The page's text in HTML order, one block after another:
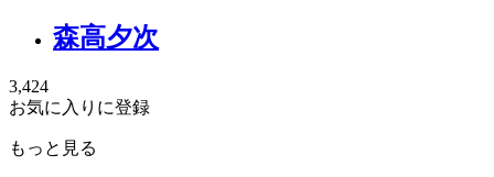
森高夕次
3,424
お気に入りに登録
もっと見る